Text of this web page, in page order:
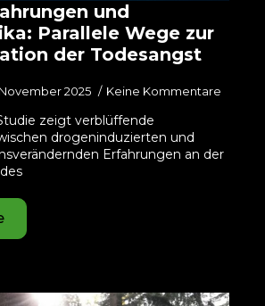
und
Parallele Wege zur
der Todesangst
2025 Keine Kommentare
zeigt verblüffende
drogeninduzierten und
Erfahrungen an der